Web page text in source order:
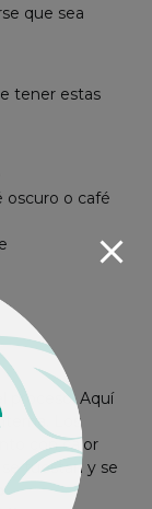
que sea
tener estas
oscuro o café
proceso. Aquí
Los
con calor
tuestan y se
.